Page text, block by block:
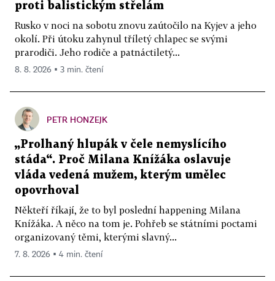
proti balistickým střelám
Rusko v noci na sobotu znovu zaútočilo na Kyjev a jeho
okolí. Při útoku zahynul tříletý chlapec se svými
prarodiči. Jeho rodiče a patnáctiletý...
8. 8. 2026 ▪ 3 min. čtení
PETR HONZEJK
„Prolhaný hlupák v čele nemyslícího
stáda“. Proč Milana Knížáka oslavuje
vláda vedená mužem, kterým umělec
opovrhoval
Někteří říkají, že to byl poslední happening Milana
Knížáka. A něco na tom je. Pohřeb se státními poctami
organizovaný těmi, kterými slavný...
7. 8. 2026 ▪ 4 min. čtení